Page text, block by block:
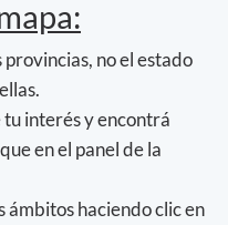
no el estado
tu interés y encontrá
en el panel de la
ámbitos haciendo clic en